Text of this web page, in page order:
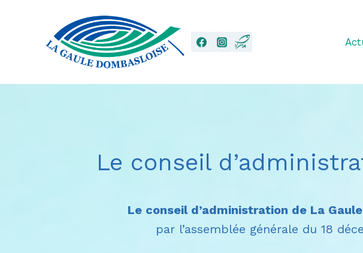
Le conseil
Le conseil d’administration de La
par l’assemblée générale du 18